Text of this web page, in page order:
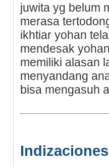
juwita уg belum
merasa
ikhtiar yohan
mendesak
memіliki alasan
menyandang
bisa mengasuh
Indizaciones